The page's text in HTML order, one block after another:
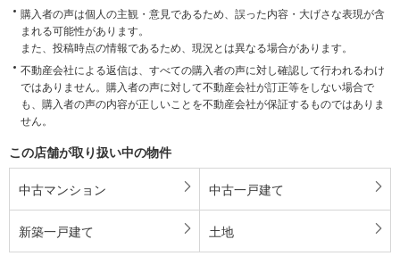
購入者の声は個人の主観・意見であるため、誤った内容・大げさな表現が含
まれる可能性があります。
また、投稿時点の情報であるため、現況とは異なる場合があります。
不動産会社による返信は、すべての購入者の声に対し確認して行われるわけ
ではありません。購入者の声に対して不動産会社が訂正等をしない場合で
も、購入者の声の内容が正しいことを不動産会社が保証するものではありま
せん。
この店舗が取り扱い中の物件
中古マンション 中古一戸建て
新築一戸建て 土地